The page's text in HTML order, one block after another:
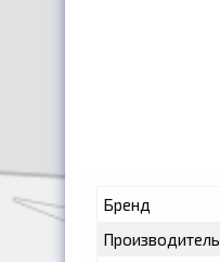
Бренд
Производитель